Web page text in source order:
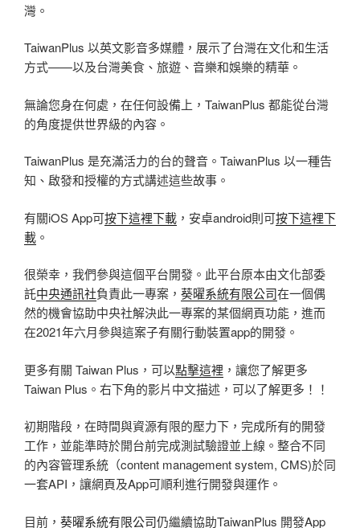
灣。
TaiwanPlus 以英文影音多媒體，展示了台灣在文化和生活
方式——以及台灣美食、旅遊、音樂和娛樂的精華。
無論您身在何處，在任何設備上，TaiwanPlus 都能從台灣
的角度提供世界級的內容。
TaiwanPlus 是充滿活力的台的聲音。 TaiwanPlus 以一種告
知、啟發和授權的方式講述這些故事。
有關iOS App可按下這裡下載 ，安卓android則可按下這裡下
載 。
很榮幸，我們參與這個平台開發。此平台原本由文化部委
託中央通訊社負責此一專案， 葵曜系統有限公司在一個偶
然的機會協助中央社解決此一專案的某個網頁功能，進而
在2021年六月參與這案子有關行動裝置app的開發。
更多有關 Taiwan Plus，可以點擊這裡 ，讓您了解更多
Taiwan Plus。右下角的影片中文描述，可以了解更多！！
初期階段，在時間與資源有限的壓力下，完成所有的開發
工作，並能準時於開台前完成測試驗證並上線。整合不同
的內容管理系統（content management system, CMS)於同
一套API，讓網頁及App可順利進行開發與運作。
目前， 葵曜系統有限公司仍繼續協助TaiwanPlus 開發App